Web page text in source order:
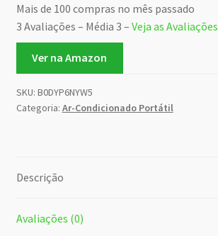
Mais de 100 compras no mês passado
3 Avaliações – Média 3 – Veja as Avaliações
Ver na Amazon
SKU: B0DYP6NYW5
Categoria: Ar-Condicionado Portátil
Descrição
Avaliações (0)